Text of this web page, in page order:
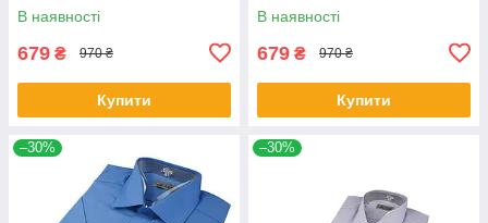
В наявності
679 ₴ 970 ₴
Купити
В наявності
679 ₴ 970 ₴
Купити
–30% –30%